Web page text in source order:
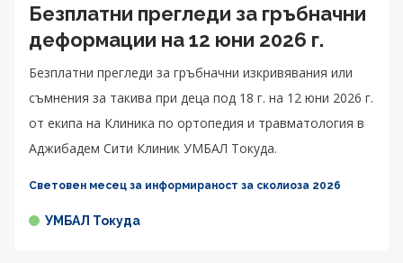
Безплатни прегледи за гръбначни
деформации на 12 юни 2026 г.
Безплатни прегледи за гръбначни изкривявания или
съмнения за такива при деца под 18 г. на 12 юни 2026 г.
от екипа на Клиника по ортопедия и травматология в
Аджибадем Сити Клиник УМБАЛ Токуда.
Световен месец за информираност за сколиоза 2026
УМБАЛ Токуда